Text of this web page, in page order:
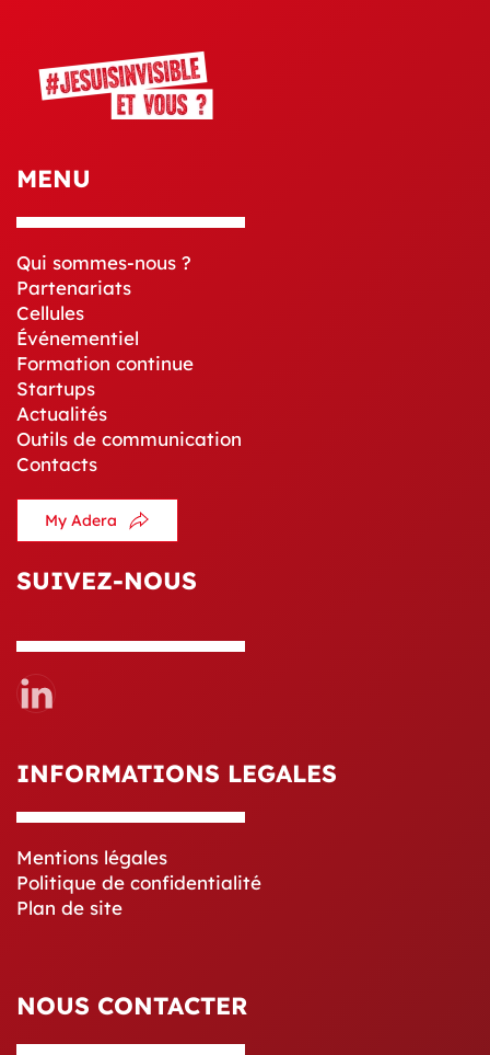
MENU
Qui sommes-nous ?
Partenariats
Cellules
Événementiel
Formation continue
Startups
Actualités
Outils de communication
Contacts
My Adera
SUIVEZ-NOUS
INFORMATIONS LEGALES
Mentions légales
Politique de confidentialité
Plan de site
NOUS CONTACTER